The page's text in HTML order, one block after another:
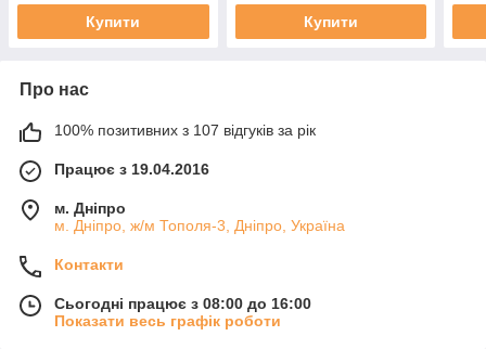
Купити Купити
Про нас
100% позитивних з 107 відгуків за рік
Працює з 19.04.2016
м. Дніпро
м. Дніпро, ж/м Тополя-3, Дніпро, Україна
Контакти
Сьогодні працює з 08:00 до 16:00
Показати весь графік роботи